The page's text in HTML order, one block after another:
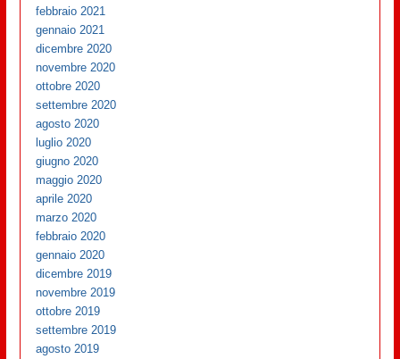
febbraio 2021
gennaio 2021
dicembre 2020
novembre 2020
ottobre 2020
settembre 2020
agosto 2020
luglio 2020
giugno 2020
maggio 2020
aprile 2020
marzo 2020
febbraio 2020
gennaio 2020
dicembre 2019
novembre 2019
ottobre 2019
settembre 2019
agosto 2019